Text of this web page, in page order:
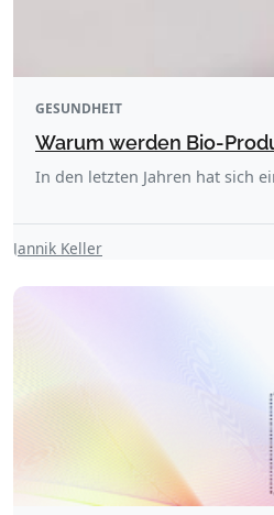
GESUNDHEIT
Warum werden Bio-
In den letzten Jahren hat sich
Jannik Keller